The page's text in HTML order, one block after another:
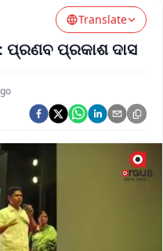
Apna Desh
Translate
ପ୍ରଣବ ପ୍ରକାଶ ଦାସ